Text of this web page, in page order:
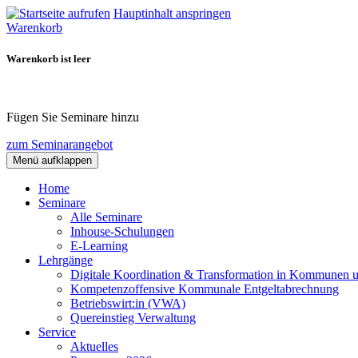
Hauptinhalt anspringen
Warenkorb
Warenkorb ist leer
Fügen Sie Seminare hinzu
zum Seminarangebot
Menü aufklappen
Home
Seminare
Alle Seminare
Inhouse-Schulungen
E-Learning
Lehrgänge
Digitale Koordination & Transformation in Kommunen
Kompetenzoffensive Kommunale Entgeltabrechnung
Betriebswirt:in (VWA)
Quereinstieg Verwaltung
Service
Aktuelles